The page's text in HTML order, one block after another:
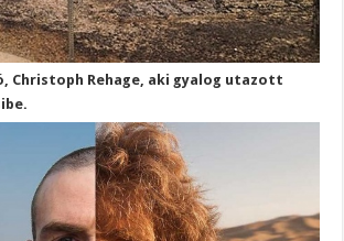
Christoph Rehage, aki gyalog utazott